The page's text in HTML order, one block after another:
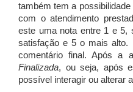
também tem a
com o atendimento
este uma nota entre 1 e 5,
satisfação e 5 o mais
comentário final. Após a
Finalizada, ou seja, após
possível interagir ou alterar